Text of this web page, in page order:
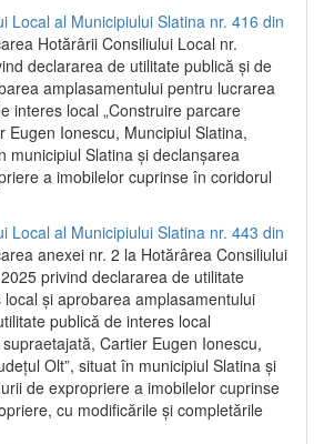
Local al Municipiului Slatina nr. 416 din
Hotărârii Consiliului Local nr.
declararea de utilitate publică și de
amplasamentului pentru lucrarea
interes local „Construire parcare
Eugen Ionescu, Muncipiul Slatina,
municipiul Slatina și declanșarea
a imobilelor cuprinse în coridorul
Local al Municipiului Slatina nr. 443 din
anexei nr. 2 la Hotărârea Consiliului
privind declararea de utilitate
şi aprobarea amplasamentului
publică de interes local
Cartier Eugen Ionescu,
Olt”, situat în municipiul Slatina şi
de expropriere a imobilelor cuprinse
cu modificările şi completările